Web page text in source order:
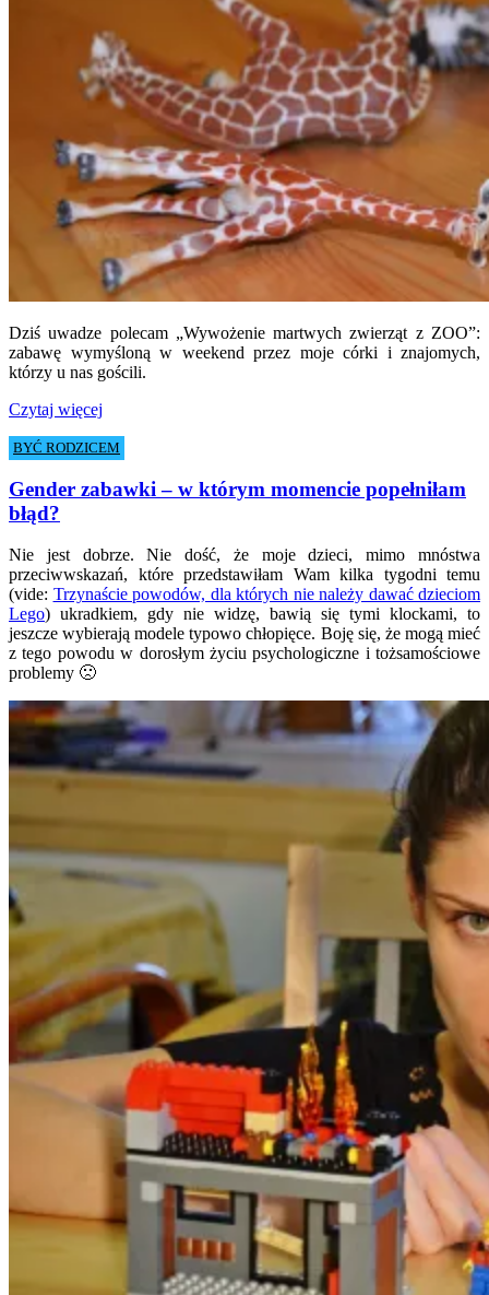
Dziś uwadze polecam „Wywożenie martwych zwierząt z ZOO”:
zabawę wymyśloną w weekend przez moje córki i znajomych,
którzy u nas gościli.
Czytaj więcej
BYĆ RODZICEM
Gender zabawki – w którym momencie popełniłam
błąd?
Nie jest dobrze. Nie dość, że moje dzieci, mimo mnóstwa
przeciwwskazań, które przedstawiłam Wam kilka tygodni temu
(vide: Trzynaście powodów, dla których nie należy dawać dzieciom
Lego) ukradkiem, gdy nie widzę, bawią się tymi klockami, to
jeszcze wybierają modele typowo chłopięce. Boję się, że mogą mieć
z tego powodu w dorosłym życiu psychologiczne i tożsamościowe
problemy 🙁